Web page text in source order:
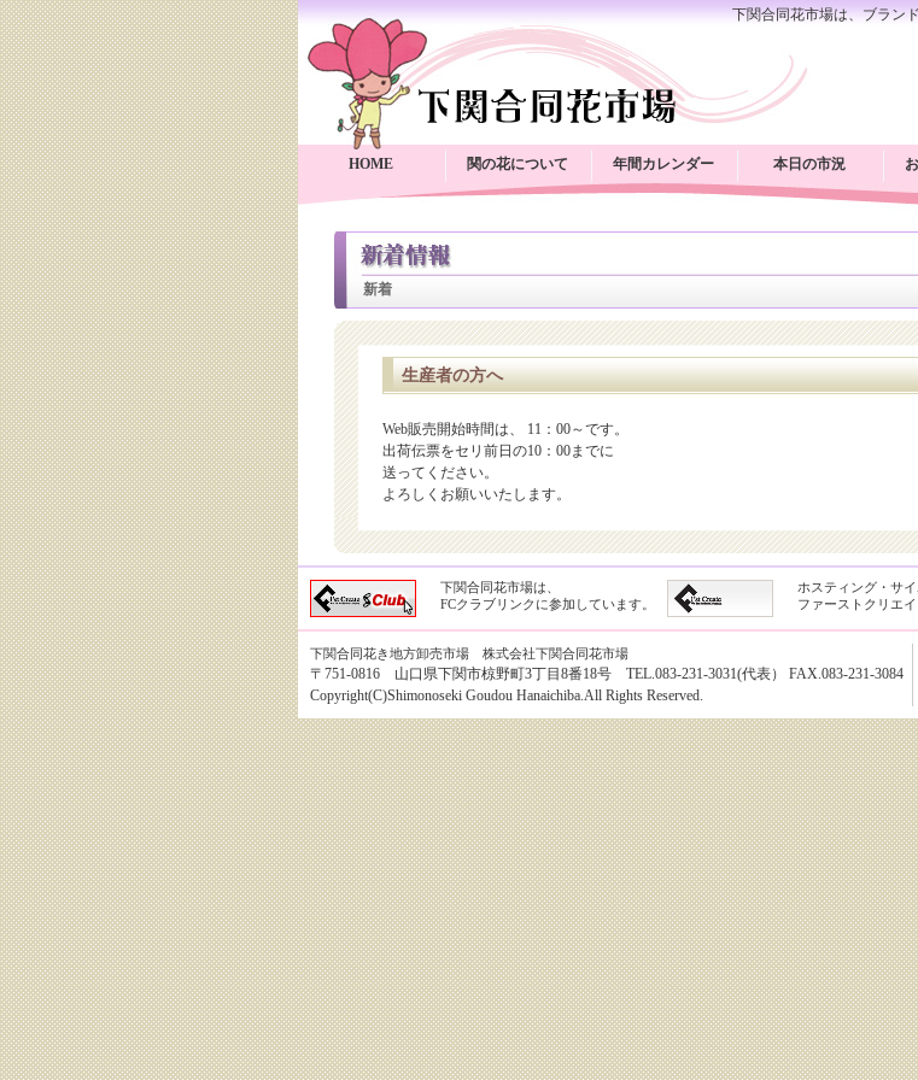
下関合同花市場は、ブラン
HOME 関の花について 年間カレンダー 本日の市況
新着
生産者の方へ
Web販売開始時間は、 11：00～です。
出荷伝票をセリ前日の10：00までに
送ってください。
よろしくお願いいたします。
下関合同花市場は、
FCクラブリンクに参加しています。
ホスティング・サ
ファーストクリエイ
下関合同花き地方卸売市場 株式会社下関合同花市場
〒751-0816 山口県下関市椋野町3丁目8番18号 TEL.083-231-3031(代表） FAX.083-231-3084
Copyright(C)Shimonoseki Goudou Hanaichiba.All Rights Reserved.